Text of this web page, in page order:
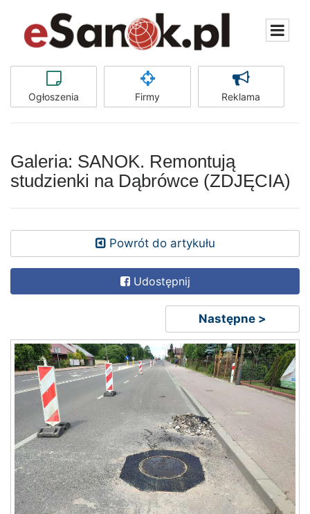
Ogłoszenia Firmy Reklama
Galeria: SANOK. Remontują
studzienki na Dąbrówce (ZDJĘCIA)
Powrót do artykułu
Udostępnij
Następne >